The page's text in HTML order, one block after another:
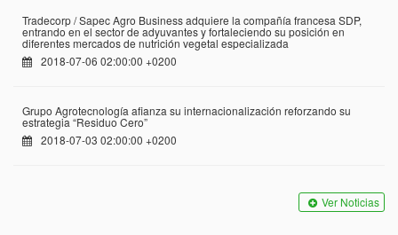
Tradecorp / Sapec Agro Business adquiere la compañía francesa SDP,
entrando en el sector de adyuvantes y fortaleciendo su posición en
diferentes mercados de nutrición vegetal especializada
2018-07-06 02:00:00 +0200
Grupo Agrotecnología afianza su internacionalización reforzando su
estrategia “Residuo Cero”
2018-07-03 02:00:00 +0200
Ver Noticias